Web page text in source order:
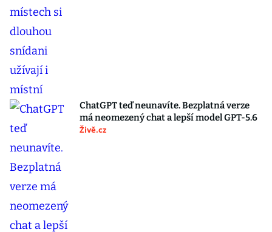
ChatGPT teď neunavíte. Bezplatná verze
má neomezený chat a lepší model GPT-5.6
Živě.cz